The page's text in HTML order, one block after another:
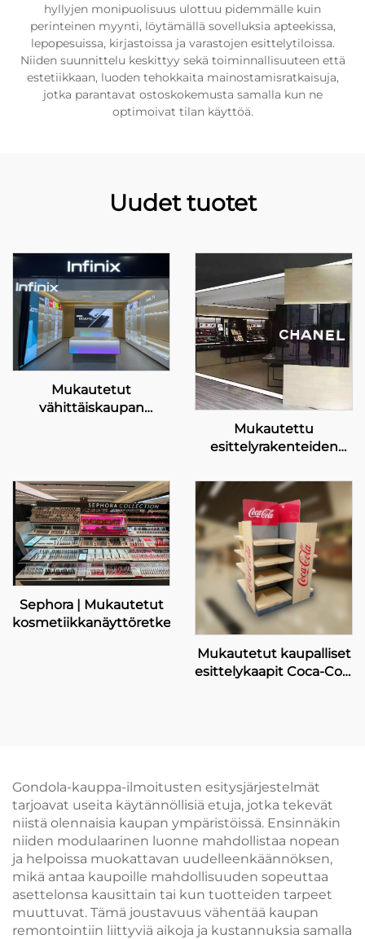
hyllyjen monipuolisuus ulottuu pidemmälle kuin
perinteinen myynti, löytämällä sovelluksia apteekissa,
lepopesuissa, kirjastoissa ja varastojen esittelytiloissa.
Niiden suunnittelu keskittyy sekä toiminnallisuuteen että
estetiikkaan, luoden tehokkaita mainostamisratkaisuja,
jotka parantavat ostoskokemusta samalla kun ne
optimoivat tilan käyttöä.
Uudet tuotet
Mukautetut
vähittäiskaupan
Mukautettu
esittelyrakenteiden
käyttöön
Sephora | Mukautetut
kosmetiikkanäyttöretket
Mukautetut kaupalliset
esittelykaapit Coca-Cola
Gondola-kauppa-ilmoitusten esitysjärjestelmät
tarjoavat useita käytännöllisiä etuja, jotka tekevät
niistä olennaisia kaupan ympäristöissä. Ensinnäkin
niiden modulaarinen luonne mahdollistaa nopean
ja helpoissa muokattavan uudelleenkäännöksen,
mikä antaa kaupoille mahdollisuuden sopeuttaa
asettelonsa kausittain tai kun tuotteiden tarpeet
muuttuvat. Tämä joustavuus vähentää kaupan
remontointiin liittyviä aikoja ja kustannuksia samalla